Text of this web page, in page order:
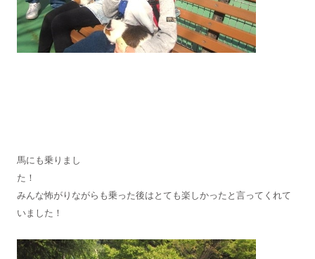
馬にも乗りまし
た
みんな怖がりながらも乗った後はとても楽しかったと言ってくれて
いました！